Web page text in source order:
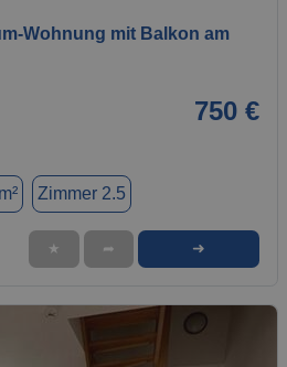
Wohnung mit Balkon am
750 €
Zimmer 2.5
★ ➦ ➜